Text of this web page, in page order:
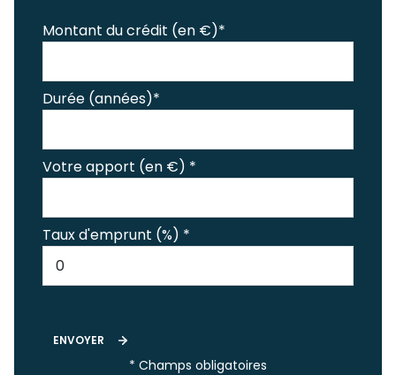
Montant du crédit (en €)*
Durée (années)*
Votre apport (en €) *
Taux d'emprunt (%) *
ENVOYER
* Champs obligatoires